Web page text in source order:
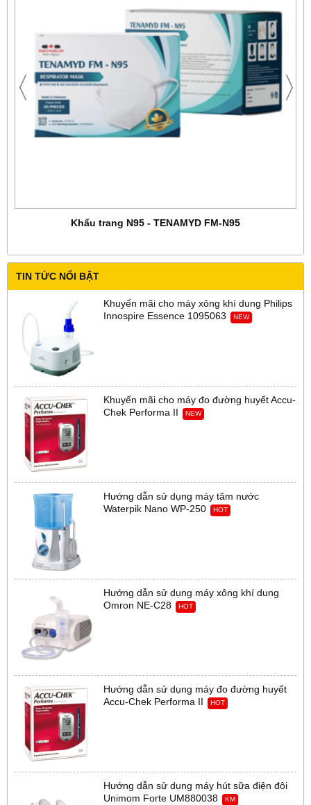
Khẩu trang N95 - TENAMYD FM-N95
TIN TỨC NỔI BẬT
Khuyến mãi cho máy xông khí dung Philips
Innospire Essence 1095063
NEW
Khuyến mãi cho máy đo đường huyết Accu-
Chek Performa II
NEW
Hướng dẫn sử dụng máy tăm nước
Waterpik Nano WP-250
HOT
Hướng dẫn sử dụng máy xông khí dung
Omron NE-C28
HOT
Hướng dẫn sử dụng máy đo đường huyết
Accu-Chek Performa II
HOT
Hướng dẫn sử dụng máy hút sữa điện đôi
Unimom Forte UM880038
KM